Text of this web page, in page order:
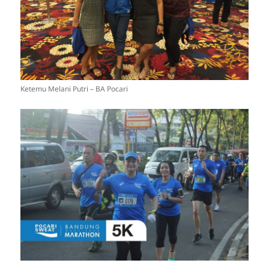
Ketemu Melani Putri – BA Pocari